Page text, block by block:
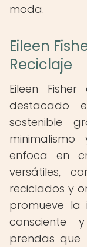
moda.
Eileen
Reciclaje
Eileen
destacado
sostenible
enfoca en
versátiles,
reciclados y
promueve la
consciente
prendas que